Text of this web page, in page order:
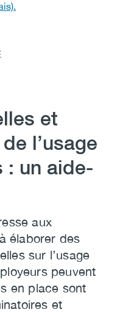
et
l’usage
: un aide-
aux
élaborer des
sur l’usage
peuvent
en place sont
et